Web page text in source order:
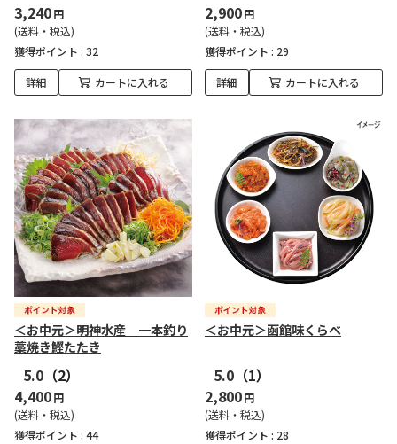
3,240円
(送料・税込)
獲得ポイント : 32
詳細 カートに入れる
2,900円
(送料・税込)
獲得ポイント : 29
詳細 カートに入れる
＜お中元＞明神水産 一本釣り
藁焼き鰹たたき
5.0 （2）
4,400円
(送料・税込)
獲得ポイント : 44
＜お中元＞函館味くらべ
5.0 （1）
2,800円
(送料・税込)
獲得ポイント : 28